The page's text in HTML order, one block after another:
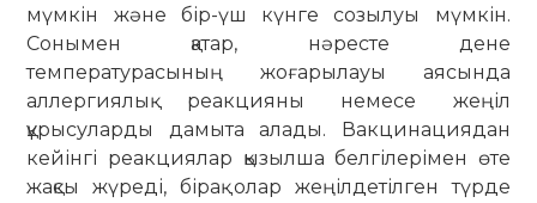
мүмкін және бір-үш күнге созылуы мүмкін.
Сонымен қатар, нәресте дене
температурасының жоғарылауы аясында
аллергиялық реакцияны немесе жеңіл
құрысуларды дамыта алады. Вакцинациядан
кейінгі реакциялар қызылша белгілерімен өте
жақсы жүреді, бірақ олар жеңілдетілген түрде